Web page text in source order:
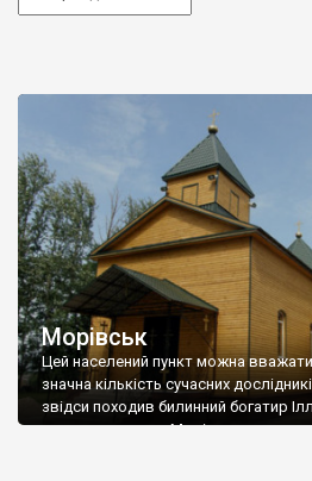
Морівськ
Цей населений пункт можна
значна кількість сучасних
звідси походив билинний богатир
схоже на правду. Морівськ в